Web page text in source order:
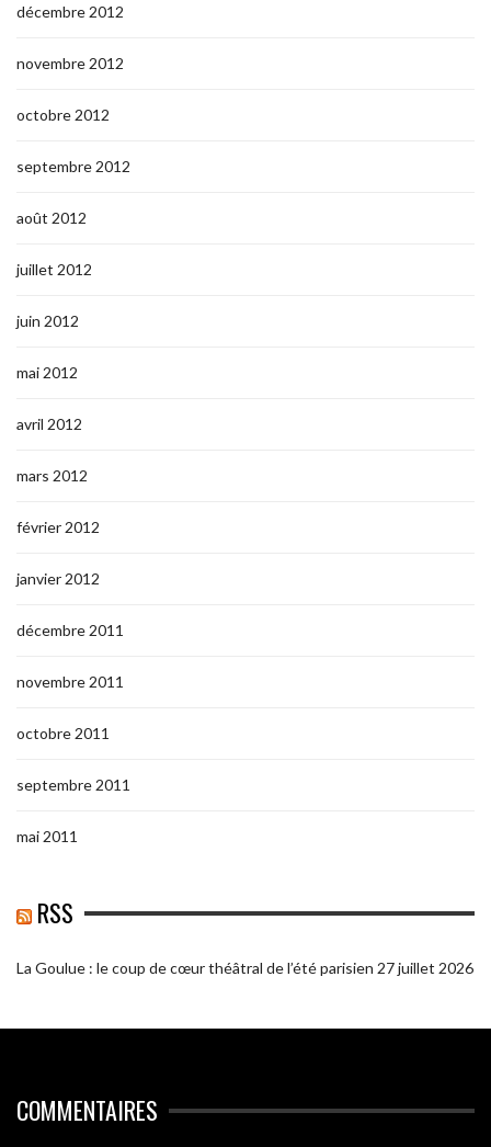
décembre 2012
novembre 2012
octobre 2012
septembre 2012
août 2012
juillet 2012
juin 2012
mai 2012
avril 2012
mars 2012
février 2012
janvier 2012
décembre 2011
novembre 2011
octobre 2011
septembre 2011
mai 2011
RSS
La Goulue : le coup de cœur théâtral de l’été parisien 27 juillet 2026
COMMENTAIRES